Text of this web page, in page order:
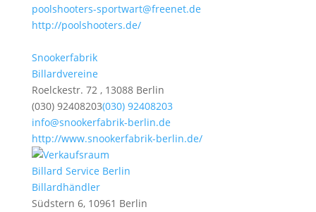
poolshooters-sportwart@freenet.de
http://poolshooters.de/
Snookerfabrik
Billardvereine
Roelckestr. 72 , 13088 Berlin
(030) 92408203(030) 92408203
info@snookerfabrik-berlin.de
http://www.snookerfabrik-berlin.de/
Billard Service Berlin
Billardhändler
Südstern 6, 10961 Berlin